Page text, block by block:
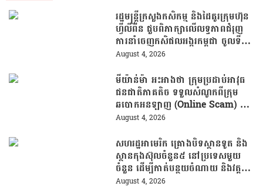
រដ្ឋមន្រ្តីក្រសួងកសិកម្ម និងដៃគូរក្រុមហ៊ុន
ហ្វីលីពីន ជួបពិភាក្សាលើលទ្ធភាពជំរុញ
ការនាំចេញកសិផលអង្ករកម្ពុជា ចូលទី
ផ្សារហ្វីលីពីន
August 4, 2026
មីយ៉ាន់ម៉ា អះអាងថា ក្រុមប្រដាប់អាវុធ
ជនជាតិភាគតិច ទទួលសំណូកពីក្រុម
ឆបោកអនឡាញ (Online Scam) ជា
ថ្នូរនឹងការជួយរត់ចូលប្រទេសថៃ!
August 4, 2026
សហរដ្ឋអាមេរិក គ្រោងបិទស្ថានទូត និង
ស្ថានកុងស៊ុលចំនួន៥ នៅប្រទេសមួយ
ចំនួន ដើម្បីកាត់បន្ថយចំណាយ និងវត្ត
មានការទូតដែលគ្មានប្រសិទ្ធភាព
August 4, 2026